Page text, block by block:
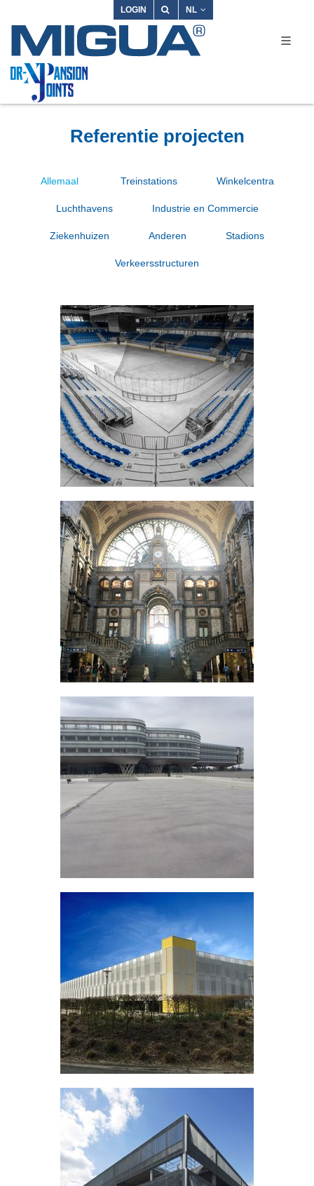
LOGIN NL
Referentie projecten
Allemaal Treinstations Winkelcentra
Luchthavens Industrie en Commercie
Ziekenhuizen Anderen Stadions
Verkeersstructuren
Alba Arena
Székesfehérvár, Hongarije
Foto: BMI Balázs Mérnökiroda Kft.
Antwerpen Centraal
Antwerpen, Belgium
Parking AZ Zeno
Parkeergarage UZA
Edegem, Belgium
Parking Audi Delorge
Hasselt, Belgium